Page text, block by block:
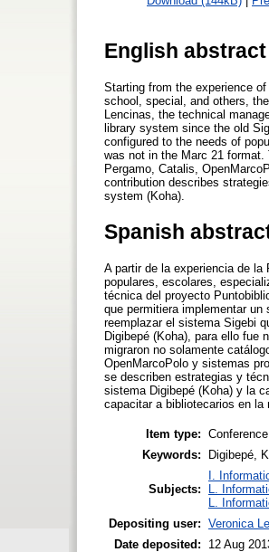
English abstract
Starting from the experience
school, special, and others,
Lencinas, the technical
library system since the old
configured to the needs of
was not in the Marc 21
Pergamo, Catalis,
contribution describes
system (Koha).
Spanish
A partir de la experiencia de
populares, escolares,
técnica del proyecto
que permitiera implementar
reemplazar el sistema Sigebi
Digibepé (Koha), para ello fue
migraron no solamente
OpenMarcoPolo y sistemas
se describen estrategias y
sistema Digibepé (Koha) y la
capacitar a bibliotecarios en la
Item type:
Keywords:
Digibepé,
Subjects:
I.
L.
L.
Depositing user: Veronica
Date deposited:
12 Aug